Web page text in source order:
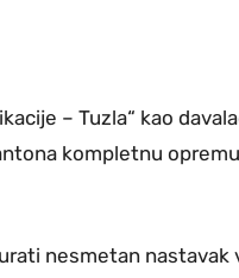
– Tuzla“ kao
kompletnu
nesmetan nastavak